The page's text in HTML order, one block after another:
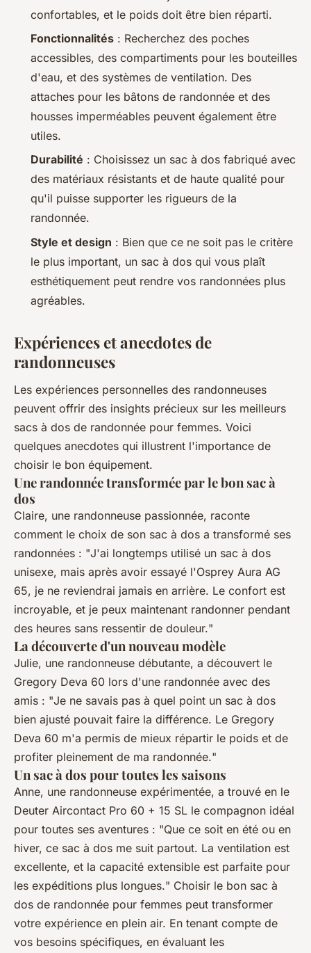
confortables, et le poids doit être bien réparti.
Fonctionnalités : Recherchez des poches
accessibles, des compartiments pour les bouteilles
d'eau, et des systèmes de ventilation. Des
attaches pour les bâtons de randonnée et des
housses imperméables peuvent également être
utiles.
Durabilité : Choisissez un sac à dos fabriqué avec
des matériaux résistants et de haute qualité pour
qu'il puisse supporter les rigueurs de la
randonnée.
Style et design : Bien que ce ne soit pas le critère
le plus important, un sac à dos qui vous plaît
esthétiquement peut rendre vos randonnées plus
agréables.
Expériences et anecdotes de
randonneuses
Les expériences personnelles des randonneuses
peuvent offrir des insights précieux sur les meilleurs
sacs à dos de randonnée pour femmes. Voici
quelques anecdotes qui illustrent l'importance de
choisir le bon équipement.
Une randonnée transformée par le bon sac à
dos
Claire, une randonneuse passionnée, raconte
comment le choix de son sac à dos a transformé ses
randonnées : "J'ai longtemps utilisé un sac à dos
unisexe, mais après avoir essayé l'Osprey Aura AG
65, je ne reviendrai jamais en arrière. Le confort est
incroyable, et je peux maintenant randonner pendant
des heures sans ressentir de douleur."
La découverte d'un nouveau modèle
Julie, une randonneuse débutante, a découvert le
Gregory Deva 60 lors d'une randonnée avec des
amis : "Je ne savais pas à quel point un sac à dos
bien ajusté pouvait faire la différence. Le Gregory
Deva 60 m'a permis de mieux répartir le poids et de
profiter pleinement de ma randonnée."
Un sac à dos pour toutes les saisons
Anne, une randonneuse expérimentée, a trouvé en le
Deuter Aircontact Pro 60 + 15 SL le compagnon idéal
pour toutes ses aventures : "Que ce soit en été ou en
hiver, ce sac à dos me suit partout. La ventilation est
excellente, et la capacité extensible est parfaite pour
les expéditions plus longues." Choisir le bon sac à
dos de randonnée pour femmes peut transformer
votre expérience en plein air. En tenant compte de
vos besoins spécifiques, en évaluant les